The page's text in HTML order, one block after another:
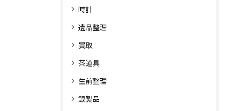
時計
遺品整理
買取
茶道具
生前整理
銀製品